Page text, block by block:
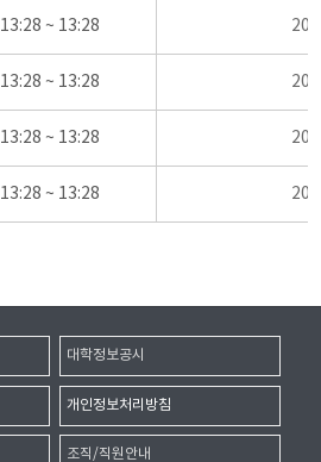
13:28 ~ 13:28
13:28 ~ 13:28
13:28 ~ 13:28
13:28 ~ 13:28
대학정보공시
개인정보처리방침
조직/직원안내